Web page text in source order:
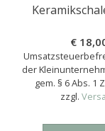
€
der
gem. § 6 Abs. 1
zzgl.